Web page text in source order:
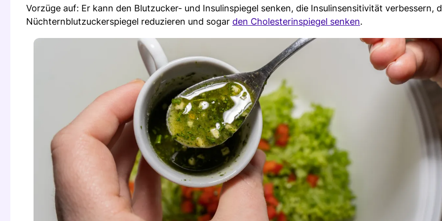
Vorzüge auf: Er kann den Blutzucker- und Insulinspiegel senken, die Insulinsensitivität verbessern,
Nüchternblutzuckerspiegel reduzieren und sogar den Cholesterinspiegel senken.